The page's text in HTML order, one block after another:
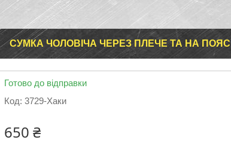
СУМКА ЧОЛОВІЧА ЧЕРЕЗ ПЛЕЧЕ ТА НА ПОЯС
Готово до відправки
Код: 3729-Хаки
650 ₴